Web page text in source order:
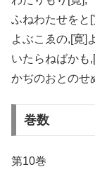
ふねわたせをと[
よぶこゑの,[寛]
いたらねばかも
かぢのおとのせ
巻数
第10巻